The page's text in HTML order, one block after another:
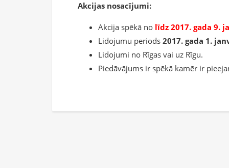
Akcijas nosacījumi:
Akcija spēkā no līdz 2017. gada 9.
Lidojumu periods 2017. gada 1.
Lidojumi no Rīgas vai uz Rīgu.
Piedāvājums ir spēkā kamēr ir